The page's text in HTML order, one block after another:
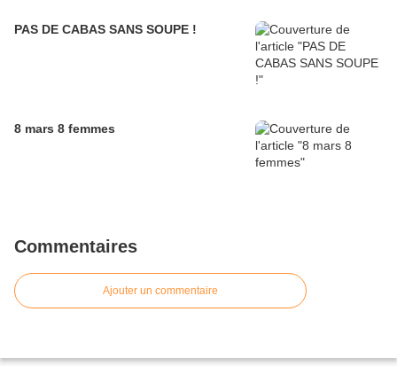
PAS DE CABAS SANS SOUPE !
8 mars 8 femmes
Commentaires
Ajouter un commentaire